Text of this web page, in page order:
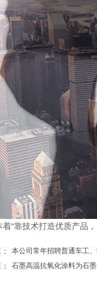
着“靠技术打造优质产品
本公司常年招聘普通车工
石墨高温抗氧化涂料为石